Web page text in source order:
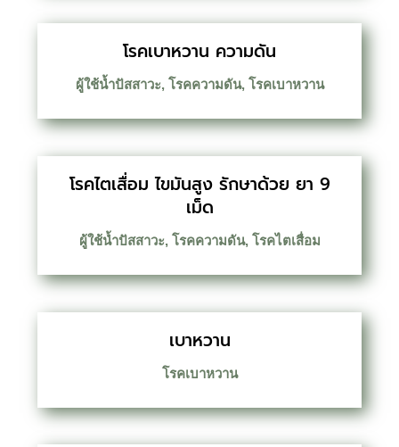
โรคเบาหวาน ความดัน
ผู้ใช้น้ำปัสสาวะ, โรคความดัน, โรคเบาหวาน
โรคไตเสื่อม ไขมันสูง รักษาด้วย ยา 9
เม็ด
ผู้ใช้น้ำปัสสาวะ, โรคความดัน, โรคไตเสื่อม
เบาหวาน
โรคเบาหวาน